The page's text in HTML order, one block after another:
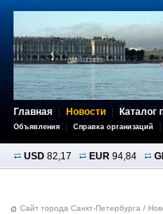
Главная Новости Каталог
Объявления Справка организаций
USD 82,17 EUR 94,84
Сайт города Санкт-Петербурга /